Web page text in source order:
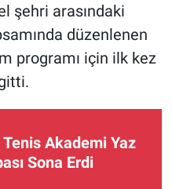
şehri arasındaki
düzenlenen
programı için ilk kez
Tenis Akademi Yaz
Sona Erdi